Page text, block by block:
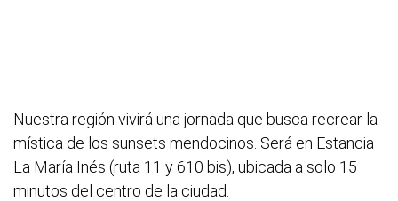
Nuestra región vivirá una jornada que busca recrear la
mística de los sunsets mendocinos. Será en Estancia
La María Inés (ruta 11 y 610 bis), ubicada a solo 15
minutos del centro de la ciudad.